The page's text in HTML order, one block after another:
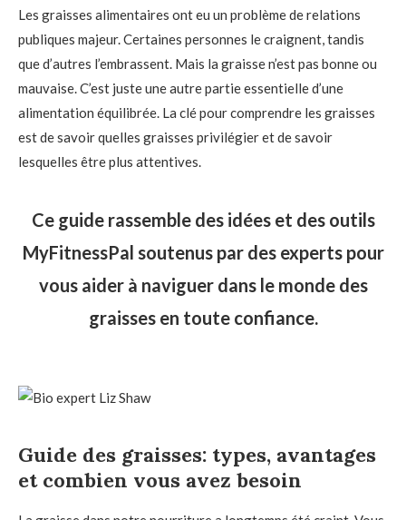
Les graisses alimentaires ont eu un problème de relations
publiques majeur. Certaines personnes le craignent, tandis
que d’autres l’embrassent. Mais la graisse n’est pas bonne ou
mauvaise. C’est juste une autre partie essentielle d’une
alimentation équilibrée. La clé pour comprendre les graisses
est de savoir quelles graisses privilégier et de savoir
lesquelles être plus attentives.
Ce guide rassemble des idées et des outils
MyFitnessPal soutenus par des experts pour
vous aider à naviguer dans le monde des
graisses en toute confiance.
Guide des graisses: types, avantages
et combien vous avez besoin